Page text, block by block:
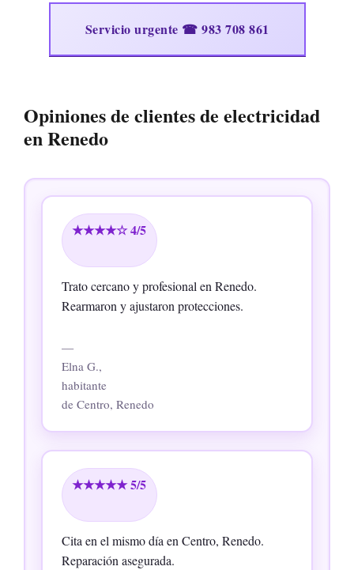
Servicio urgente ☎ 983 708 861
Opiniones de clientes de electricidad
en Renedo
★★★★☆ 4/5
Trato cercano y profesional en Renedo.
Rearmaron y ajustaron protecciones.
—
Elna G.,
habitante
de Centro, Renedo
★★★★★ 5/5
Cita en el mismo día en Centro, Renedo.
Reparación asegurada.